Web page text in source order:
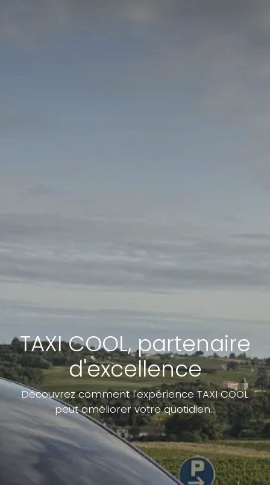
TAXI COOL, partenaire
d'excellence
Découvrez comment l'expérience TAXI COOL
peut améliorer votre quotidien...